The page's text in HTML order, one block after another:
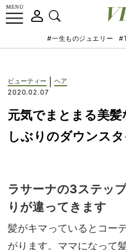
#一生ものジュエリー
ビューティー
ヘア
2020.02.07
元気でまとまる美
しぶりのダウンス
ラサーナの3ステッ
りが違ってきます
髪がキマっているとコー
がります。ママになって